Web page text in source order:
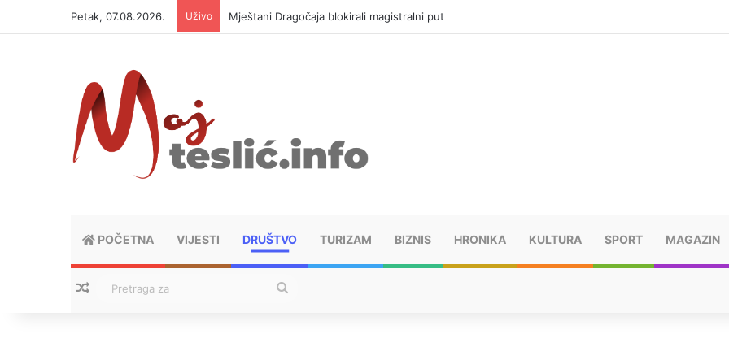
Petak, 07.08.2026. Uživo Mještani Dragočaja blokirali magistralni put
POČETNA VIJESTI DRUŠTVO TURIZAM BIZNIS HRONIKA KULTURA SPORT MAGAZIN
Nasumični tekstovi